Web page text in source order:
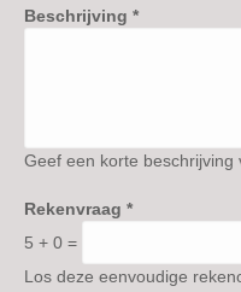
Beschrijving *
Geef een korte beschrijving
Rekenvraag *
5 + 0 =
Los deze eenvoudige